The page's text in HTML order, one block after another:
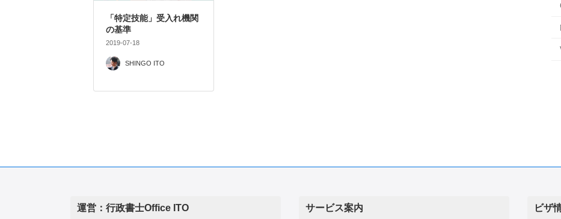
「特定技能」受入れ機関
の基準
2019-07-18
SHINGO ITO
運営：行政書士Office ITO サービス案内 ビザ